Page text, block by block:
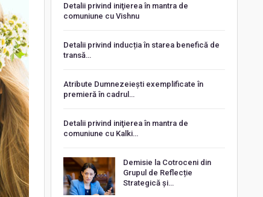
Detalii privind iniţierea în mantra de
comuniune cu Vishnu
Detalii privind inducția în starea benefică de
transă…
Atribute Dumnezeiești exemplificate în
premieră în cadrul…
Detalii privind iniţierea în mantra de
comuniune cu Kalki…
Demisie la Cotroceni din
Grupul de Reflecție
Strategică și…